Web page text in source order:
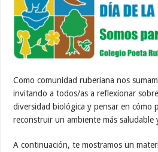
Como comunidad ruberiana nos
invitando a todos/as a reflexionar
diversidad biológica y pensar en cómo
reconstruir un ambiente más
A continuación, te mostramos un